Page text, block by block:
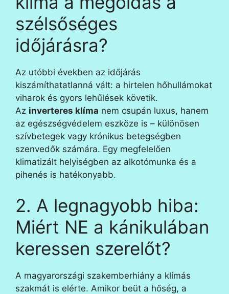
szélsőséges
időjárásra?
Az utóbbi években az időjárás
kiszámíthatatlanná vált: a hirtelen hőhullámokat
viharok és gyors lehűlések követik.
Az inverteres klíma nem csupán luxus, hanem
az egészségvédelem eszköze is – különösen
szívbetegek vagy krónikus betegségben
szenvedők számára. Egy megfelelően
klimatizált helyiségben az alkotómunka és a
pihenés is hatékonyabb.
2. A legnagyobb hiba:
Miért NE a kánikulában
keressen szerelőt?
A magyarországi szakemberhiány a klímás
szakmát is elérte. Amikor beüt a hőség, a